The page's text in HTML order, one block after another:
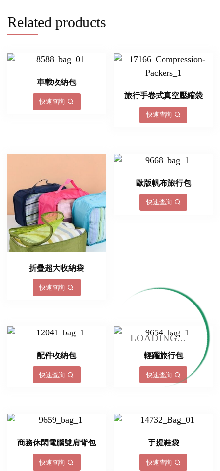
LOADING...
Related products
車載收納包
快速查詢
旅行手卷式真空壓縮袋
快速查詢
折疊超大收納袋
快速查詢
歐版帆布旅行包
快速查詢
配件收納包
快速查詢
輕躍旅行包
快速查詢
商務休閑電腦雙肩背包
快速查詢
手提鞋袋
快速查詢